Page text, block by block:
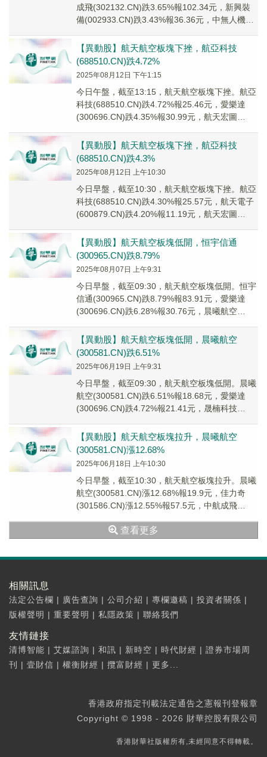
成飛(302132.CN)跌3.65%報102.34元，新興裝
備(002933.CN)跌3.43%報36.36元，中無人機
【異動股】航天航空板塊下挫，航亞科技
(688510.CN)跌4.72%
2025年08月12日 下午1:15
今日午盤，截至13:15，航天航空板塊下挫。航亞
科技(688510.CN)跌4.72%報25.46元，愛樂達
(300696.CN)跌4.35%報30.99元，航天宏圖
【異動股】航天航空板塊下挫，航亞科技
(688510.CN)跌4.3%
2025年08月12日 上午10:30
今日早盤，截至10:30，航天航空板塊下挫。航亞
科技(688510.CN)跌4.30%報25.57元，航天電子
(600879.CN)跌4.20%報11.19元，航天宏圖
【異動股】航天航空板塊低開，恒宇信通
(300965.CN)跌8.79%
2025年08月07日 上午9:31
今日早盤，截至09:30，航天航空板塊低開。恒宇
信通(300965.CN)跌8.79%報83.91元，愛樂達
(300696.CN)跌6.28%報30.76元，晨曦航空
【異動股】航天航空板塊低開，晨曦航空
(300581.CN)跌6.51%
2025年06月19日 上午9:31
今日早盤，截至09:30，航天航空板塊低開。晨曦
航空(300581.CN)跌6.51%報18.68元，愛樂達
(300696.CN)跌4.72%報21.41元，晟楠科技
【異動股】航天航空板塊拉升，晨曦航空
(300581.CN)漲12.68%
2025年06月18日 上午10:30
今日早盤，截至10:30，航天航空板塊拉升。晨曦
航空(300581.CN)漲12.68%報19.9元，佳力奇
(301586.CN)漲12.55%報57.5元，中航成飛
查看更多
相關訊息
法定公告欄 | 廣告查詢 | 公司介紹 | 專欄邀稿 | 投資者關係 |
版權聲明 | 重要聲明 | 私隱政策 | 聯絡我們
友情鏈接
清博智能 | 艾媒諮詢 | 和訊 | 新時空 | 時代財經 | 證券市場周
刊
| 壹財信 | 權衡財經 | 攬富財經 | 更多...
香港政府指定刊載法定通告之憲報刊登報章
Copyright © 1998 - 2026 財華控股有限公司
香港財華社版權所有,未經同意不得轉載。